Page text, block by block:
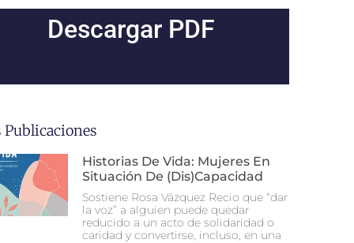
Descargar PDF
Publicaciones
Historias De Vida: Mujeres En
Situación De (dis)capacidad
Sostiene Rosa Vázquez Recio que “dar
la voz” a alguien puede quedar
reducido a un acto de solidaridad o
caridad y convertirse, incluso, en una